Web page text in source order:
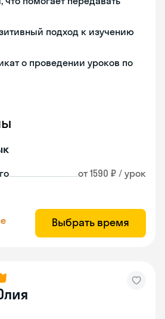
подход к изучению
о проведении уроков по
от 1590 ₽ / урок
Выбрать время